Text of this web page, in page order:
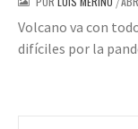
Volcano va con
difíciles por la